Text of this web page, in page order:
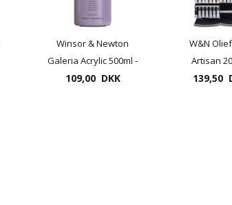
Winsor & Newton
Galeria Acrylic 500ml -
mange farver
109,00 DKK
W&N
Artisan
139,50